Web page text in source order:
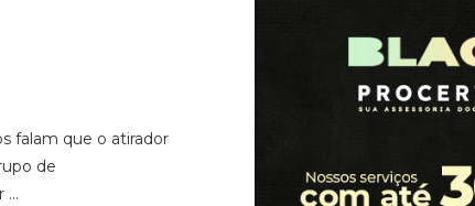
falam que o atirador
de
…